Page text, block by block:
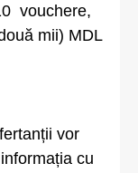
vouchere,
mii) MDL
vor
cu